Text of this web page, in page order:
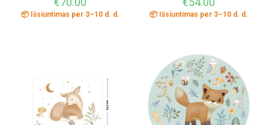
📦 Išsiuntimas per 3–10 d. d. 📦 Išsiuntimas per 3–10 d. d.